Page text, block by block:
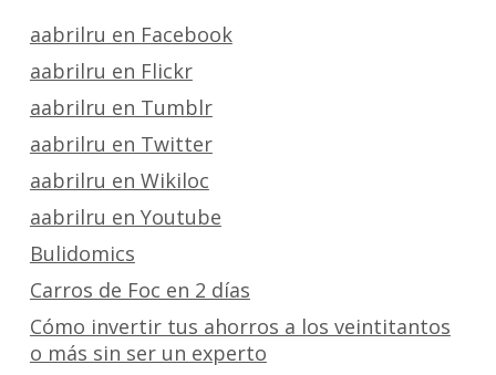
aabrilru en Facebook
aabrilru en Flickr
aabrilru en Tumblr
aabrilru en Twitter
aabrilru en Wikiloc
aabrilru en Youtube
Bulidomics
Carros de Foc en 2 días
Cómo invertir tus ahorros a los veintitantos
o más sin ser un experto